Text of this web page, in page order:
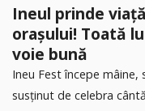
Ineul prinde
orașului! Toată
voie bună
Ineu Fest începe
susținut de celebra